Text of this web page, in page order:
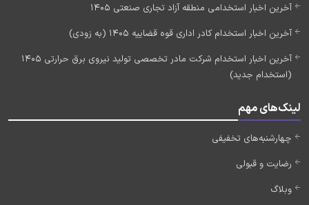
آخرین اخبار استخدامی منطقه آزاد تجاری صنعتی 1405
آخرین اخبار استخدام کادر اداری قوه قضاییه 1405 (به زودی)
آخرین اخبار استخدام شرکت مادر تخصصی تولید نیروی برق حرارتی 1405
(استخدام جدید)
لینک‌های مهم
چهارشنبه‌های تخفیفی
رضایت و قبولی
وبلاگ